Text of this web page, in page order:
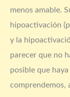
menos amable.
hipoactivación
y la
parecer que no
posible que
comprendemos,